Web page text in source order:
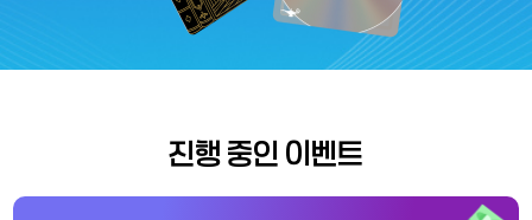
진행 중인 이벤트